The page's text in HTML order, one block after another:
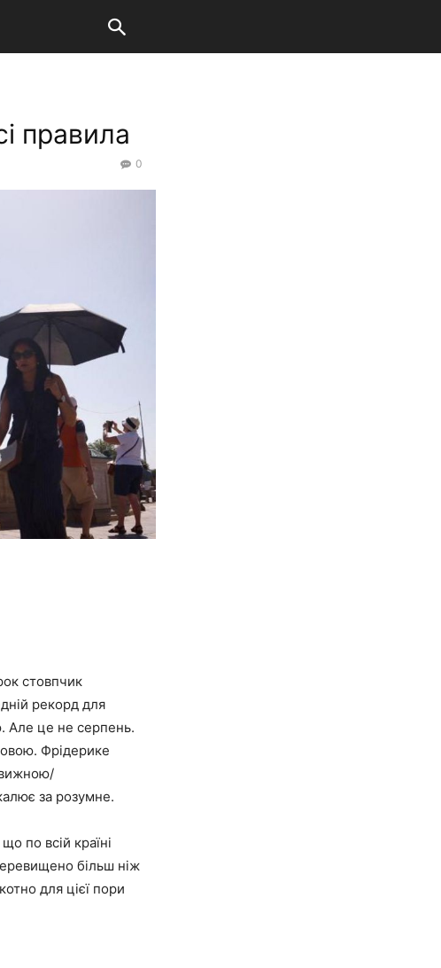
правила
0
стовпчик
рекорд для
Але це не серпень.
Фрідерике
за розумне.
по всій країні
більш ніж
для цієї пори